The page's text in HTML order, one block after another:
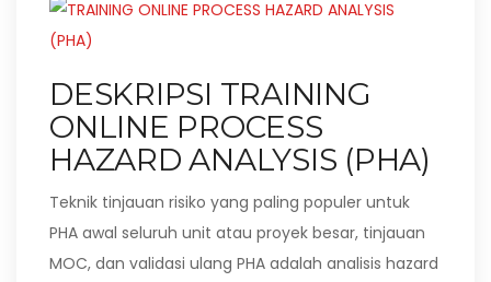
DESKRIPSI TRAINING
ONLINE PROCESS
HAZARD ANALYSIS (PHA)
Teknik tinjauan risiko yang paling populer untuk
PHA awal seluruh unit atau proyek besar, tinjauan
MOC, dan validasi ulang PHA adalah analisis hazard